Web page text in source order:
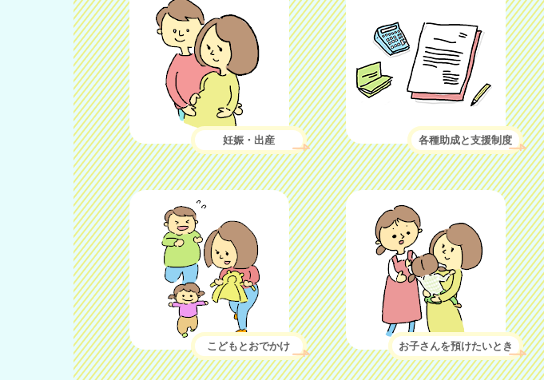
妊娠・出産 各種助成と支援制度
こどもとおでかけ お子さんを預けたいとき